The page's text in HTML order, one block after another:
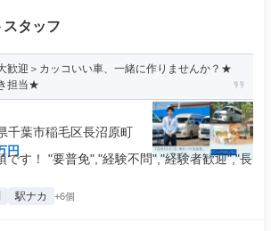
タッフ
歓迎＞カッコいい車、一緒に作りませんか？★
担当★
千葉市稲毛区長沼原町
円
です！ "要普免","経験不問","経験者歓迎","長
駅ナカ +6個